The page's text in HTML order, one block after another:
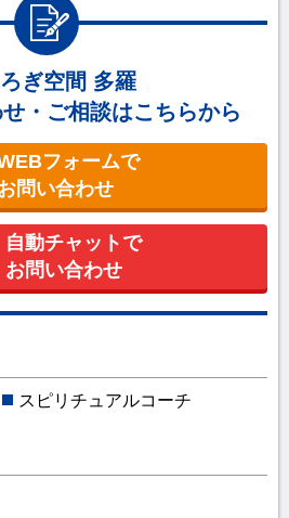
ぎ空間 多羅
・ご相談はこちらから
フォームで
問い合わせ
自動チャットで
お問い合わせ
スピリチュアルコーチ